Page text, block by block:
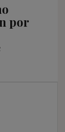
por